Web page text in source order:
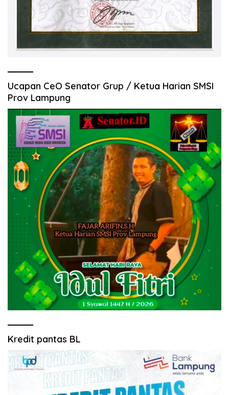
Ucapan CeO Senator Grup / Ketua Harian SMSI
Prov Lampung
Kredit pantas BL